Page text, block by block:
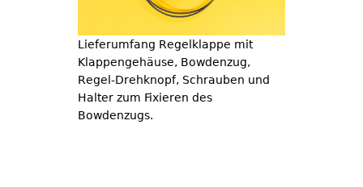
Lieferumfang Regelklappe mit
Klappengehäuse, Bowdenzug,
Regel-Drehknopf, Schrauben und
Halter zum Fixieren des
Bowdenzugs.